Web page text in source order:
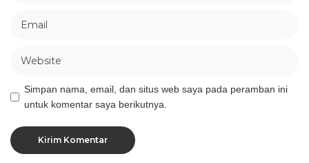
Simpan nama, email, dan situs web saya pada peramban ini
untuk komentar saya berikutnya.